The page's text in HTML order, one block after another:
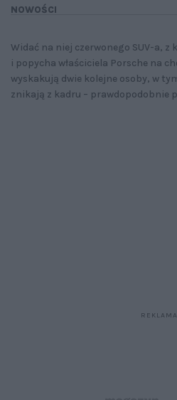
NOWOŚCI
Widać na niej czerwonego SUV-a,
i popycha właściciela Porsche na
wyskakują dwie kolejne osoby, w
znikają z kadru – prawdopodobnie